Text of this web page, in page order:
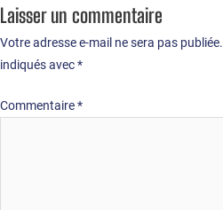
Laisser un commentaire
Votre adresse e-mail ne sera pas publiée.
indiqués avec*
Commentaire*